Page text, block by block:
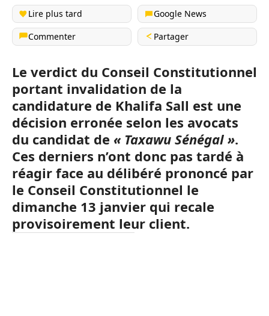
Lire plus tard
Google News
Commenter
Partager
Le verdict du Conseil Constitutionnel
portant invalidation de la
candidature de Khalifa Sall est une
décision erronée selon les avocats
du candidat de « Taxawu Sénégal ».
Ces derniers n’ont donc pas tardé à
réagir face au délibéré prononcé par
le Conseil Constitutionnel le
dimanche 13 janvier qui recale
provisoirement leur client.